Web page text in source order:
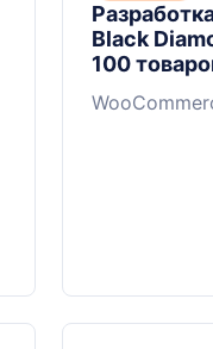
Black
100